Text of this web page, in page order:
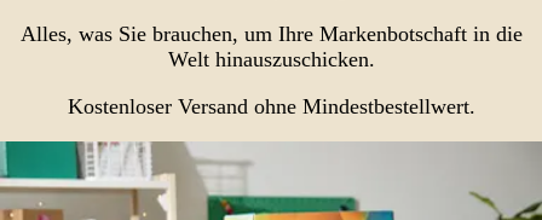
Alles, was Sie brauchen, um Ihre Markenbotschaft in die
Welt hinauszuschicken.
Kostenloser Versand ohne Mindestbestellwert.